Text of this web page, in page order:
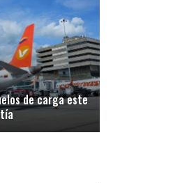
de carga este